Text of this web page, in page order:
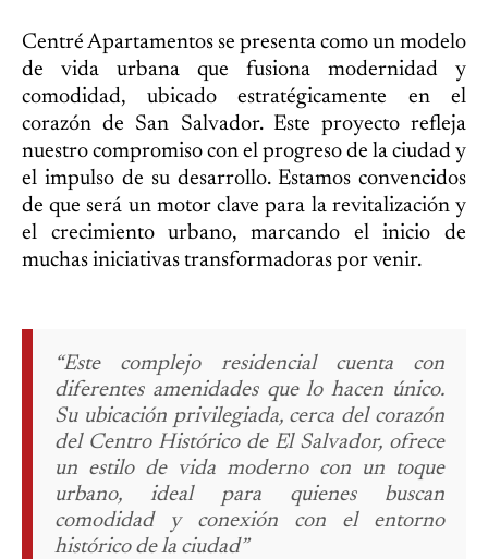
Centré Apartamentos se presenta como un modelo
de vida urbana que fusiona modernidad y
comodidad, ubicado estratégicamente en el
corazón de San Salvador. Este proyecto refleja
nuestro compromiso con el progreso de la ciudad y
el impulso de su desarrollo. Estamos convencidos
de que será un motor clave para la revitalización y
el crecimiento urbano, marcando el inicio de
muchas iniciativas transformadoras por venir.
“Este complejo residencial cuenta con
diferentes amenidades que lo hacen único.
Su ubicación privilegiada, cerca del corazón
del Centro Histórico de El Salvador, ofrece
un estilo de vida moderno con un toque
urbano, ideal para quienes buscan
comodidad y conexión con el entorno
histórico de la ciudad”